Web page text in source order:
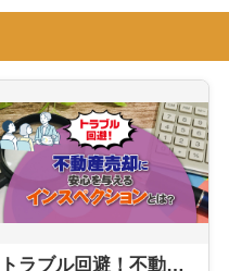
トラブル回避！不動産売却に安心を与えるインスペクションとは？